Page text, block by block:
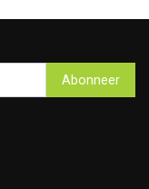
Abonneer